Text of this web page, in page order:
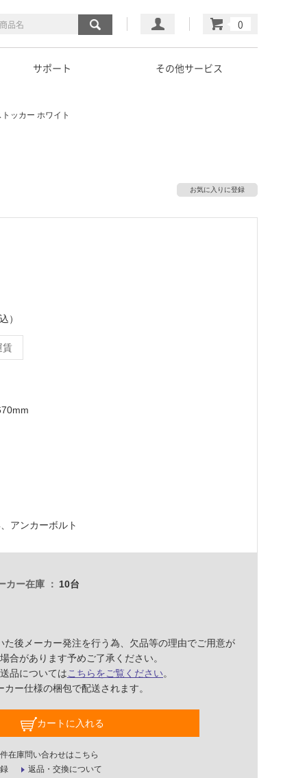
マイページ
カート
サポート その他サービス
ッカー ホワイト
お気に入りに登録
）
賃
アンカーボルト
カー在庫 10台
た後メーカー発注を行う為、欠品等の理由でご用意が
合があります予めご了承ください。
品についてはこちらをご覧ください。
ー仕様の梱包で配送されます。
カートに入れる
在庫問い合わせはこちら
返品・交換について